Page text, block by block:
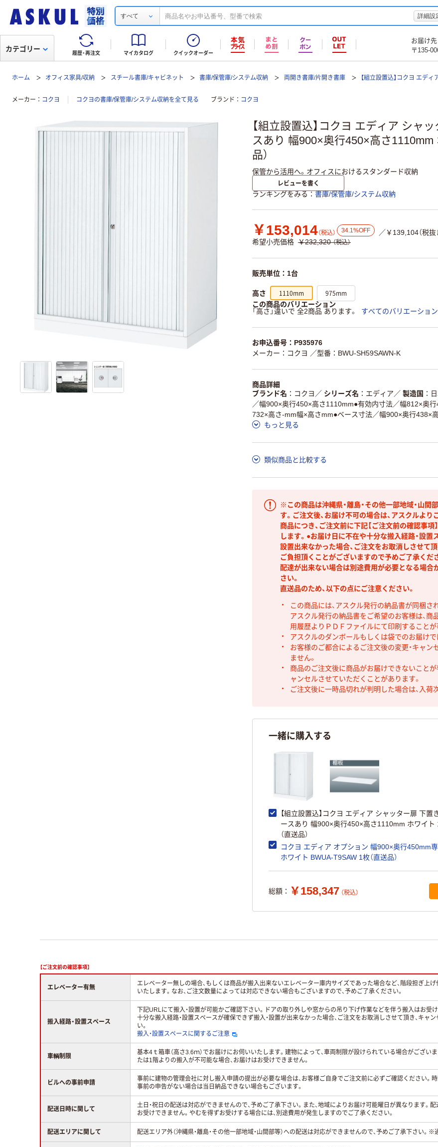
すべて 詳細設
履歴・再注文 マイカタログ クイックオーダー
お届け先
〒135-
カテゴリー
ホーム オフィス家具/収納 スチール書庫/キャビネット 書庫/保管庫/システム収納 両開き書庫/片開き書庫 【組立設置込】コクヨ エデ
メーカー コクヨ コクヨの書庫/保管庫/システム収納を全て見る ブランド コクヨ
【組立設置込】コクヨ エディア シャ
スあり 幅900×奥行450×高さ1110mm
品）
保管から活用へ。オフィスにおけるスタンダード収納
レビューを書く
ランキングをみる 書庫/保管庫/システム収納
￥153,014（税込） 34.1%OFF
／￥139,104（税抜
希望小売価格 ￥232,320 （税込）
販売単位：1台
高さ 1110mm 975mm
この商品のバリエーション
「高さ」違いで 全2商品 あります。
すべてのバリエーショ
お申込番号：P935976
メーカー：コクヨ ／型番：BWU-SH59SAWN-K
商品詳細
ブランド名
コクヨ ／ シリーズ名 エディア ／ 製造国
／幅900×奥行450×高さ1110mm●有効内寸法／幅812×奥
732×高さ-mm幅×高さmm●ベース寸法／幅900×奥行438×
もっと見る
類似商品と比較する
※この商品は沖縄県・離島・その他一部地域・山間
す。ご注文後、お届け不可の場合は、アスクルよ
商品につき、ご注文前に下記【ご注文前の確認事項
します。●お届け日に不在や十分な搬入経路・設置
設置出来なかった場合、ご注文をお取消しさせて
ご負担頂くことがございますので予めご了承くだ
配達が出来ない場合は別途費用が必要となる場合
さい。
直送品のため、以下の点にご注意ください。
この商品には、アスクル発行の納品書が同梱さ
アスクル発行の納品書をご希望のお客様は、商
用履歴よりＰＤＦファイルにて印刷することが
アスクルのダンボールもしくは袋でのお届けで
お客様のご都合によるご注文後の変更・キャン
ません。
商品のご注文後に商品がお届けできないことが
ャンセルさせていただくことがあります。
ご注文後に一時品切れが判明した場合は、入荷
一緒に購入する
【組立設置込】コクヨ エディア シャッター扉 下置
ースあり 幅900×奥行450×高さ1110mm ホワイト
（直送品）
コクヨ エディア オプション 幅900×奥行450mm
ホワイト BWUA-T9SAW 1枚（直送品）
総額： ￥158,347 （税込）
【ご注文前の確認事項】
エレベーター有無
エレベーター無しの場合、もしくは商品が搬入出来ないエレベーター庫内サイズであった場合など、階段担ぎ上
いたします。なお、ご注文数量によっては対応できない場合もございますので、予めご了承ください。
搬入経路・設置スペース
下記URLにて搬入・設置が可能かご確認下さい。ドアの取り外しや窓からの吊り下げ作業などを伴う搬入はお受け
十分な搬入経路・設置スペースが確保できず搬入・設置が出来なかった場合、ご注文をお取消しさせて頂き、キ
い。
搬入・設置スペースに関するご注意
車輌制限
基本4ｔ箱車（高さ3.6ｍ）でお届けにお伺いいたします。建物によって、車両制限が設けられている場合がござい
たは1階よりの搬入が不可能な場合、お届けはお受けできません。
ビルへの事前申請
事前に建物の管理会社に対し搬入申請の提出が必要な場合は、お客様ご自身でご注文前に必ずご確認ください。
事前の申告がない場合は当日納品できない場合もございます。
配送日時に関して
土日・祝日の配送は対応ができませんので、予めご了承下さい。また、地域によりお届け可能曜日が異なります。
お受けできません。やむを得ずお受けする場合には、別途費用が発生しますのでご了承ください。
配送エリアに関して 配送エリア外（沖縄県・離島・その他一部地域・山間部等）への配送は対応ができませんので、予めご了承下さい。